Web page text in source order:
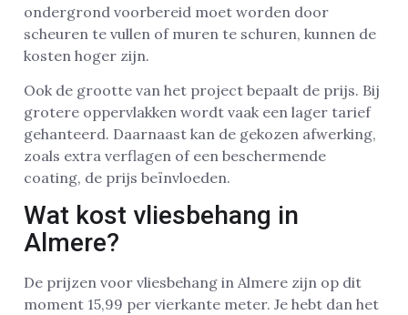
ondergrond voorbereid moet worden door
scheuren te vullen of muren te schuren, kunnen de
kosten hoger zijn.
Ook de grootte van het project bepaalt de prijs. Bij
grotere oppervlakken wordt vaak een lager tarief
gehanteerd. Daarnaast kan de gekozen afwerking,
zoals extra verflagen of een beschermende
coating, de prijs beïnvloeden.
Wat kost vliesbehang in
Almere?
De prijzen voor vliesbehang in Almere zijn op dit
moment 15,99 per vierkante meter. Je hebt dan het